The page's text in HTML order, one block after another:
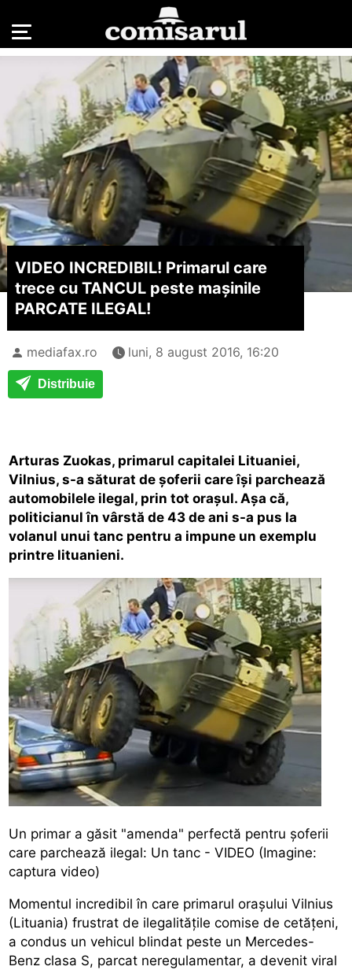
VIDEO INCREDIBIL! Primarul care
trece cu TANCUL peste maşinile
PARCATE ILEGAL!
mediafax.ro luni, 8 august 2016, 16:20
Distribuie
Arturas Zuokas, primarul capitalei Lituaniei,
Vilnius, s-a săturat de şoferii care îşi parchează
automobilele ilegal, prin tot oraşul. Aşa că,
politicianul în vârstă de 43 de ani s-a pus la
volanul unui tanc pentru a impune un exemplu
printre lituanieni.
Un primar a găsit "amenda" perfectă pentru şoferii
care parchează ilegal: Un tanc - VIDEO (Imagine:
captura video)
Momentul incredibil în care primarul oraşului Vilnius
(Lituania) frustrat de ilegalităţile comise de cetăţeni,
a condus un vehicul blindat peste un Mercedes-
Benz clasa S, parcat neregulamentar, a devenit viral